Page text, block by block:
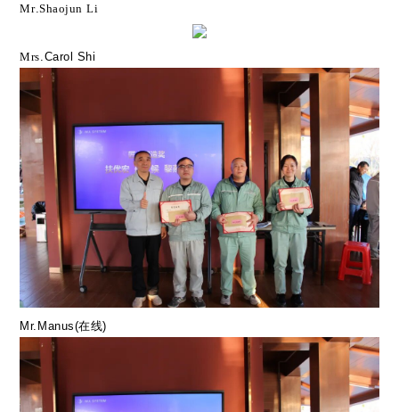
Mr.Shaojun Li
Mrs.Carol Shi
Mr.Manus(在线)